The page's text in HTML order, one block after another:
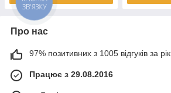
Про нас
97% позитивних з 1005 відгуків за рік
Працює з 29.08.2016